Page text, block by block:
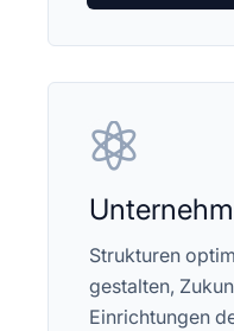

Strukturen
gestalten,
Einrichtungen